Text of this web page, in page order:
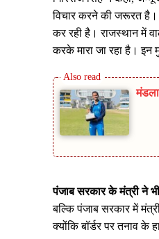
विचार करने की जरूरत है।
कर रही है। राजस्थान में
करके मारा जा रहा है। इन
पंजाब सरकार के मंत्री ने
बल्कि पंजाब सरकार में
क्योंकि बॉर्डर पर तनाव के